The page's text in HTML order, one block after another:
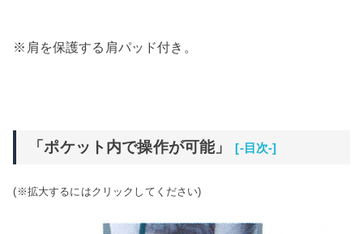
※肩を保護する肩パッド付き。
「ポケット内で操作が可能」 [-目次-]
(※拡大するにはクリックしてください)